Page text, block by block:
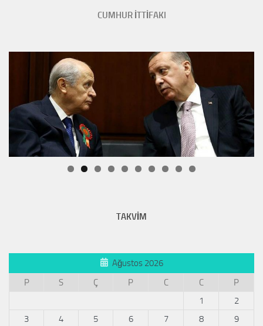
CUMHUR İTTİFAKI
TAKVİM
Ağustos 2026
P
S Ç P C C
P
1
2
3
4 5 6 7 8
9